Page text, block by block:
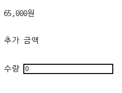
65,000원
추가 금액
수량